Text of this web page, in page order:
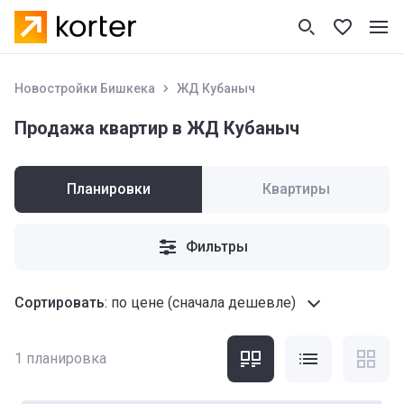
Новостройки Бишкека ЖД Кубаныч
Продажа квартир в ЖД Кубаныч
Планировки Квартиры
Фильтры
Сортировать: по цене (сначала дешевле)
1 планировка